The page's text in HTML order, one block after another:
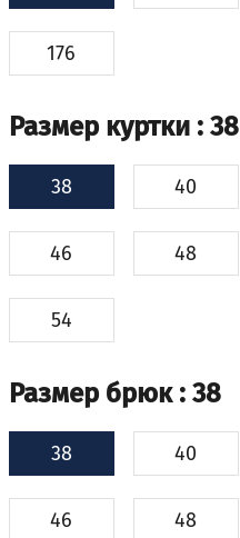
176
Размер куртки : 38
38 40
46 48
54
Размер брюк: 38
38 40
46 48